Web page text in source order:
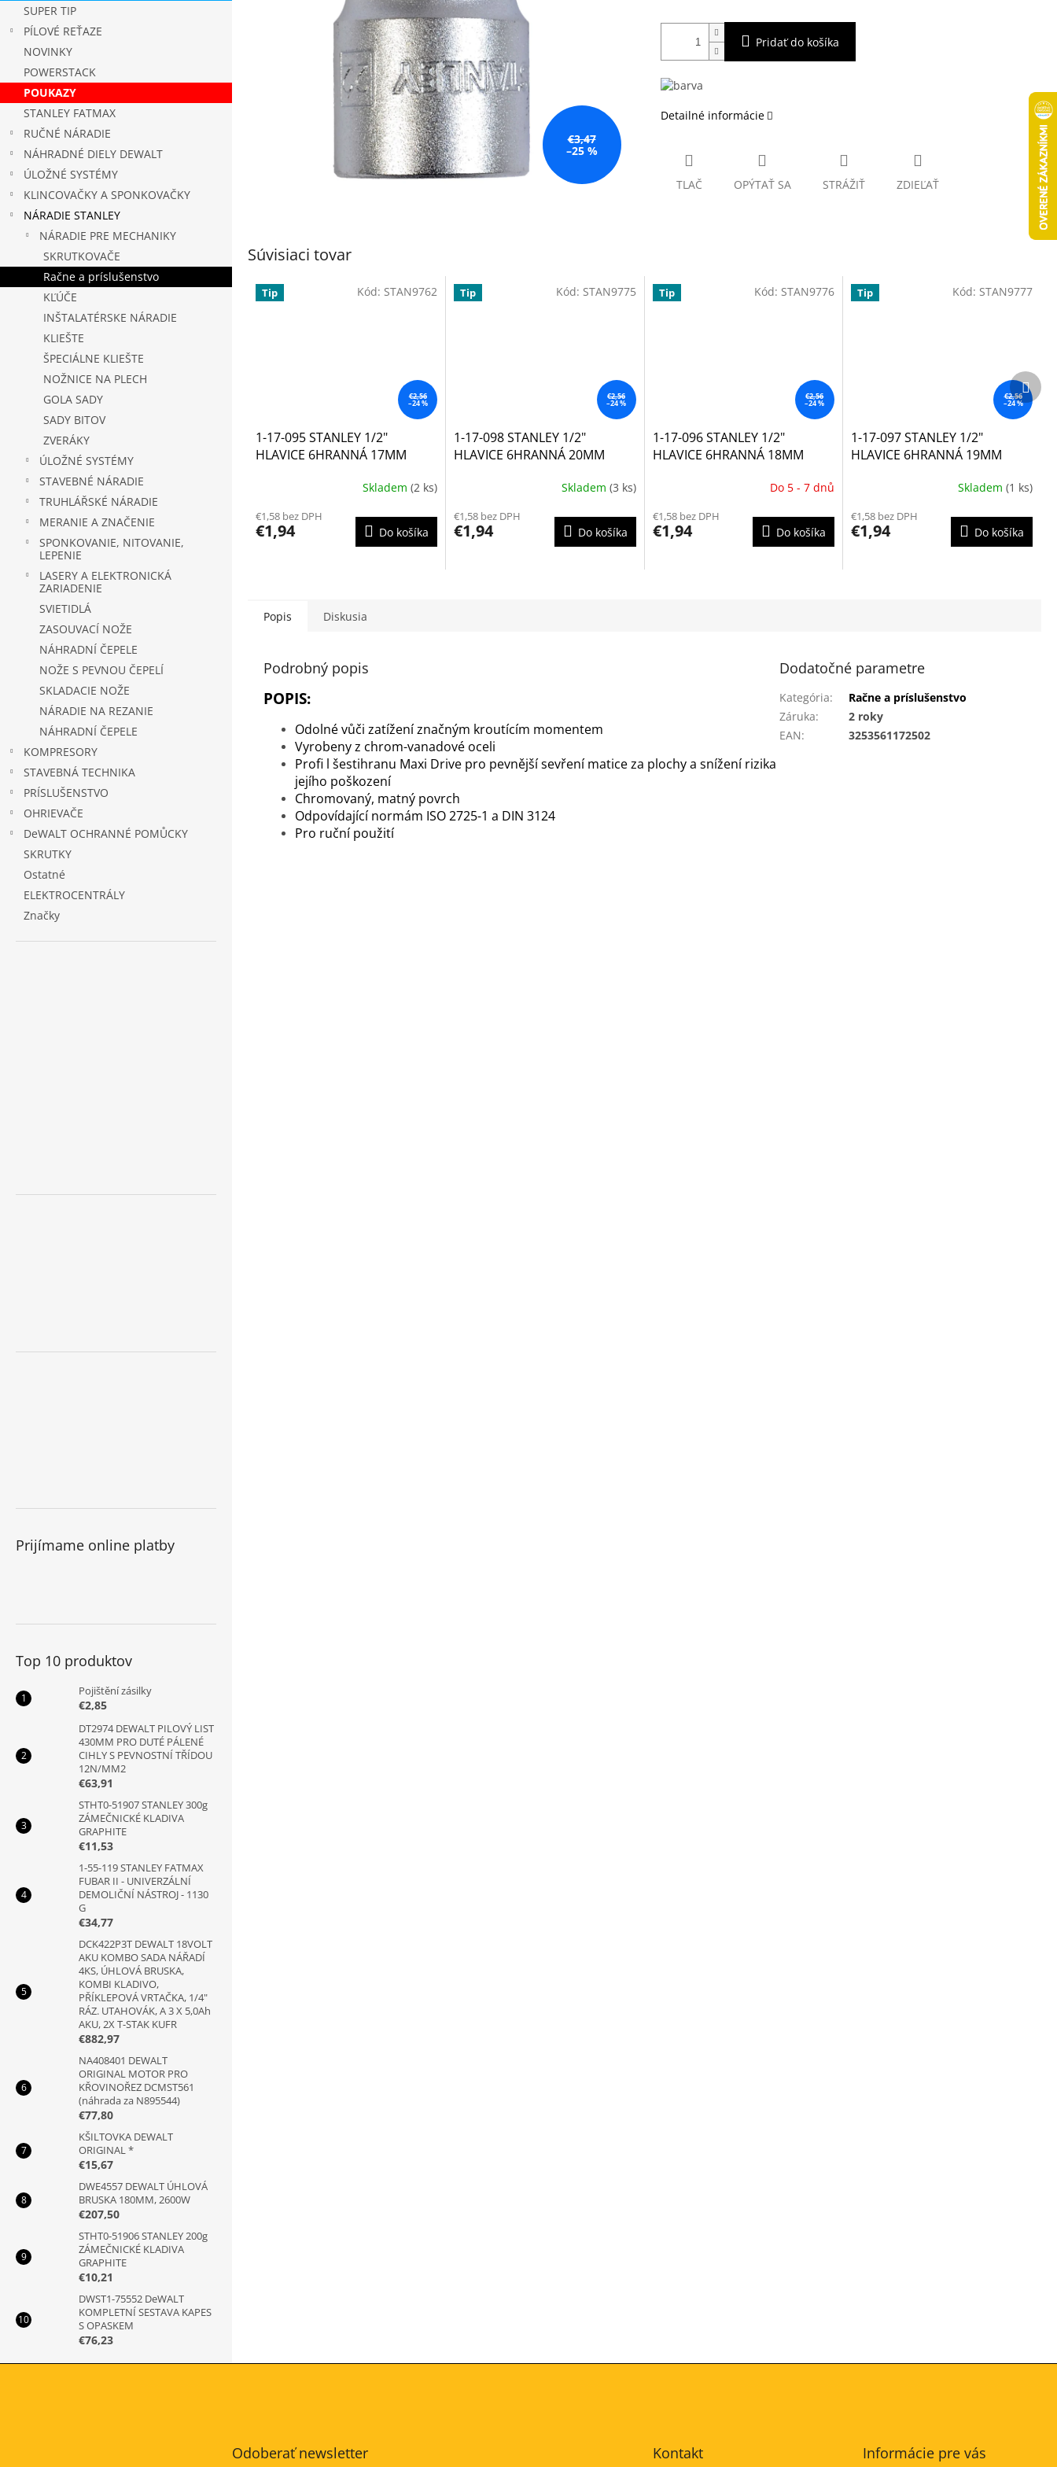
SUPER TIP
PÍLOVÉ REŤAZE
NOVINKY
POWERSTACK
POUKAZY
STANLEY FATMAX
RUČNÉ NÁRADIE
NÁHRADNÉ DIELY DEWALT
ÚLOŽNÉ SYSTÉMY
KLINCOVAČKY A SPONKOVAČKY
NÁRADIE STANLEY
NÁRADIE PRE MECHANIKY
SKRUTKOVAČE
Račne a príslušenstvo
KĽÚČE
INŠTALATÉRSKE NÁRADIE
KLIEŠTE
ŠPECIÁLNE KLIEŠTE
NOŽNICE NA PLECH
GOLA SADY
SADY BITOV
ZVERÁKY
ÚLOŽNÉ SYSTÉMY
STAVEBNÉ NÁRADIE
TRUHLÁŘSKÉ NÁRADIE
MERANIE A ZNAČENIE
SPONKOVANIE, NITOVANIE,
LEPENIE
LASERY A ELEKTRONICKÁ
ZARIADENIE
SVIETIDLÁ
ZASOUVACÍ NOŽE
NÁHRADNÍ ČEPELE
NOŽE S PEVNOU ČEPELÍ
SKLADACIE NOŽE
NÁRADIE NA REZANIE
NÁHRADNÍ ČEPELE
KOMPRESORY
STAVEBNÁ TECHNIKA
PRÍSLUŠENSTVO
OHRIEVAČE
DeWALT OCHRANNÉ POMŮCKY
SKRUTKY
Ostatné
ELEKTROCENTRÁLY
Značky
Prijímame online platby
Top 10 produktov
Pojištění zásilky
€2,85
DT2974 DEWALT PILOVÝ LIST
430MM PRO DUTÉ PÁLENÉ
CIHLY S PEVNOSTNÍ TŘÍDOU
12N/MM2
€63,91
STHT0-51907 STANLEY 300g
ZÁMEČNICKÉ KLADIVA
GRAPHITE
€11,53
1-55-119 STANLEY FATMAX
FUBAR II - UNIVERZÁLNÍ
DEMOLIČNÍ NÁSTROJ - 1130
G
€34,77
DCK422P3T DEWALT 18VOLT
AKU KOMBO SADA NÁŘADÍ
4KS, ÚHLOVÁ BRUSKA,
KOMBI KLADIVO,
PŘÍKLEPOVÁ VRTAČKA, 1/4"
RÁZ. UTAHOVÁK, A 3 X 5,0Ah
AKU, 2X T-STAK KUFR
€882,97
NA408401 DEWALT
ORIGINAL MOTOR PRO
KŘOVINOŘEZ DCMST561
(náhrada za N895544)
€77,80
KŠILTOVKA DEWALT
ORIGINAL *
€15,67
DWE4557 DEWALT ÚHLOVÁ
BRUSKA 180MM, 2600W
€207,50
STHT0-51906 STANLEY 200g
ZÁMEČNICKÉ KLADIVA
GRAPHITE
€10,21
DWST1-75552 DeWALT
KOMPLETNÍ SESTAVA KAPES
S OPASKEM
€76,23
€3,47
–25 %
Pridať do košíka
Detailné informácie
TLAČ OPÝTAŤ SA STRÁŽIŤ ZDIEĽAŤ
Súvisiaci tovar
Tip
€2,56
–24 %
1-17-095 STANLEY 1/2"
HLAVICE 6HRANNÁ 17MM
Skladem(2 ks)
€1,58 bez DPH
€1,94 Do košíka
Kód: STAN9762 Tip
€2,56
–24 %
1-17-098 STANLEY 1/2"
HLAVICE 6HRANNÁ 20MM
Skladem (3 ks)
€1,58 bez DPH
€1,94 Do košíka
Kód: STAN9775 Tip
€2,56
–24 %
1-17-096 STANLEY 1/2"
HLAVICE 6HRANNÁ 18MM
Do 5 - 7 dnů
€1,58 bez DPH
€1,94 Do košíka
Kód: STAN9776 Tip
€2,56
–24 %
1-17-097 STANLEY 1/2"
HLAVICE 6HRANNÁ 19MM
Skladem (1 ks)
€1,58 bez DPH
€1,94 Do košíka
Kód: STAN9777
Ďalší
Popis Diskusia
Podrobný popis
POPIS:
Odolné vůči zatížení značným kroutícím momentem
Vyrobeny z chrom-vanadové oceli
Profi l šestihranu Maxi Drive pro pevnější sevření matice za plochy a snížení rizika
jejího poškození
Chromovaný, matný povrch
Odpovídající normám ISO 2725-1 a DIN 3124
Pro ruční použití
Dodatočné parametre
Kategória:
Račne a príslušenstvo
Záruka:
2 roky
EAN: 3253561172502
Z
Odoberať newsletter Kontakt Informácie pre vás